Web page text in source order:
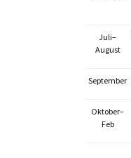
Juli–
August
September
Oktober–
Feb